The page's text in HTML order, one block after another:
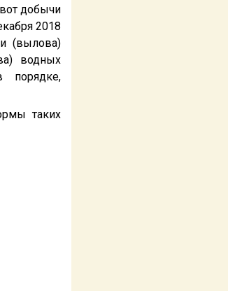
добычи
2018
(вылова)
водных
порядке,
таких